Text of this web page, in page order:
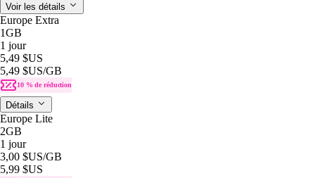
Voir les détails
Europe Extra
1GB
1 jour
5,49 $US
5,49 $US/GB
10 % de réduction
Détails
Europe Lite
2GB
1 jour
3,00 $US/GB
5,99 $US